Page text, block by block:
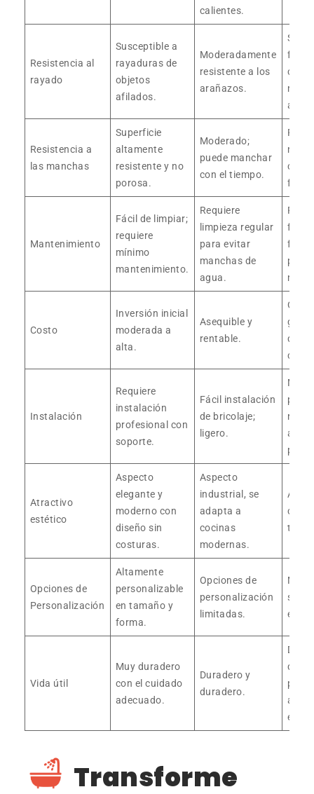
calientes.
Resistencia al
rayado
Susceptible a
rayaduras de
objetos
afilados.
Moderadamente
resistente a los
arañazos.
Se
con
Resistencia a
las manchas
Superficie
altamente
resistente y no
porosa.
Moderado;
puede manchar
con el tiempo.
con
Mantenimiento
Fácil de limpiar;
requiere
mínimo
mantenimiento.
Requiere
limpieza regular
para evitar
manchas de
agua.
para
Costo
Inversión inicial
moderada a
alta.
Asequible y
rentable.
de
Instalación
Requiere
instalación
profesional con
soporte.
Fácil instalación
de bricolaje;
ligero.
Atractivo
estético
Aspecto
elegante y
moderno con
diseño sin
costuras.
Aspecto
industrial, se
adapta a
cocinas
modernas.
Opciones de
Personalización
Altamente
personalizable
en tamaño y
forma.
Opciones de
personalización
limitadas.
Muy
solo
Vida útil
Muy duradero
con el cuidado
adecuado.
Duradero y
duradero.
De
pero
el
Transforme